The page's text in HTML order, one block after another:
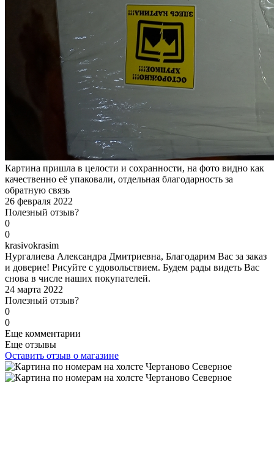
Картина пришла в целости и сохранности, на фото видно как
качественно её упаковали, отдельная благодарность за
обратную связь
26 февраля 2022
Полезный отзыв?
0
0
krasivokrasim
Нургалиева Александра Дмитриевна, Благодарим Вас за заказ
и доверие! Рисуйте с удовольствием. Будем рады видеть Вас
снова в числе наших покупателей.
24 марта 2022
Полезный отзыв?
0
0
Еще комментарии
Еще отзывы
Оставить отзыв о магазине